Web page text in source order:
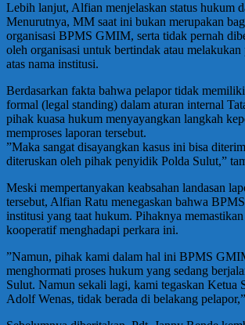
​Lebih lanjut, Alfian menjelaskan status hukum
Menurutnya, MM saat ini bukan merupakan
organisasi BPMS GMIM, serta tidak pernah
oleh organisasi untuk bertindak atau
atas nama institusi.
​Berdasarkan fakta bahwa pelapor tidak
formal (legal standing) dalam aturan internal
pihak kuasa hukum menyayangkan langkah
memproses laporan tersebut.
​”Maka sangat disayangkan kasus ini bisa
diteruskan oleh pihak penyidik Polda Sulut,”
​Meski mempertanyakan keabsahan landasan
tersebut, Alfian Ratu menegaskan bahwa
institusi yang taat hukum. Pihaknya
kooperatif menghadapi perkara ini.
​”Namun, pihak kami dalam hal ini BPMS
menghormati proses hukum yang sedang
Sulut. Namun sekali lagi, kami tegaskan Ketua
Adolf Wenas, tidak berada di belakang